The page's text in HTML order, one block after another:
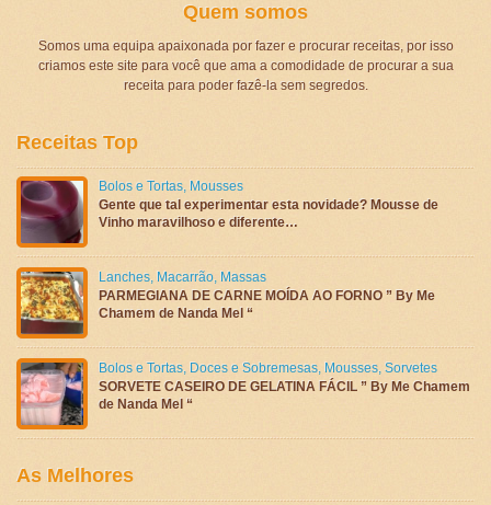
Quem somos
Somos uma equipa apaixonada por fazer e procurar receitas, por isso
criamos este site para você que ama a comodidade de procurar a sua
receita para poder fazê-la sem segredos.
Receitas Top
Bolos e Tortas, Mousses
Gente que tal experimentar esta novidade? Mousse de
Vinho maravilhoso e diferente…
Lanches, Macarrão, Massas
PARMEGIANA DE CARNE MOÍDA AO FORNO ” By Me
Chamem de Nanda Mel “
Bolos e Tortas, Doces e Sobremesas, Mousses, Sorvetes
SORVETE CASEIRO DE GELATINA FÁCIL ” By Me Chamem
de Nanda Mel “
As Melhores